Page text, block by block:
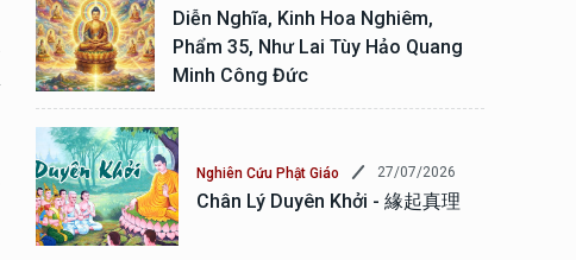
Diễn Nghĩa, Kinh Hoa Nghiêm,
Phẩm 35, Như Lai Tùy Hảo Quang
Minh Công Đức
Nghiên Cứu Phật Giáo 27/07/2026
Chân Lý Duyên Khởi - 緣起真理